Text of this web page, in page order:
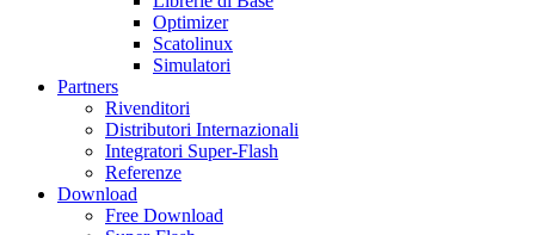
Optimizer
Scatolinux
Simulatori
Partners
Rivenditori
Distributori Internazionali
Integratori Super-Flash
Referenze
Download
Free Download